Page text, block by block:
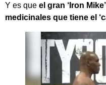
Y es que el gran ‘Iron
medicinales que tiene el